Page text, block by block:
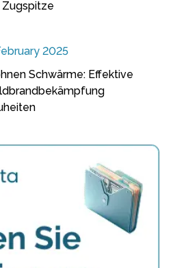
Zugspitze
2025
Schwärme: Effektive